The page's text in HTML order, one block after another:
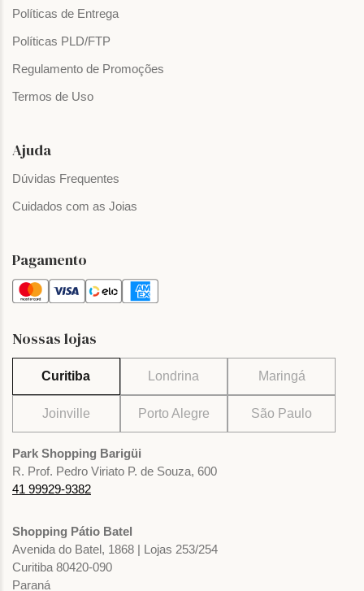
Políticas de Entrega
Políticas PLD/FTP
Regulamento de Promoções
Termos de Uso
Ajuda
Dúvidas Frequentes
Cuidados com as Joias
Pagamento
Nossas lojas
Curitiba Londrina Maringá
Joinville Porto Alegre São Paulo
Park Shopping Barigüi
R. Prof. Pedro Viriato P. de Souza, 600
41 99929-9382
Shopping Pátio Batel
Avenida do Batel, 1868 | Lojas 253/254
Curitiba 80420-090
Paraná